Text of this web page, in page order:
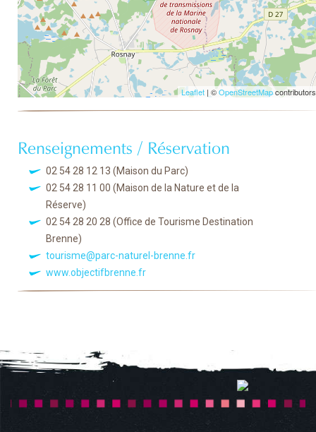
Leaflet | ©OpenStreetMapcontributors
Renseignements / Réservation
02 54 28 12 13 (Maison du Parc)
02 54 28 11 00 (Maison de la Nature et de la
Réserve)
02 54 28 20 28 (Office de Tourisme Destination
Brenne)
tourisme@parc-naturel-brenne.fr
www.objectifbrenne.fr